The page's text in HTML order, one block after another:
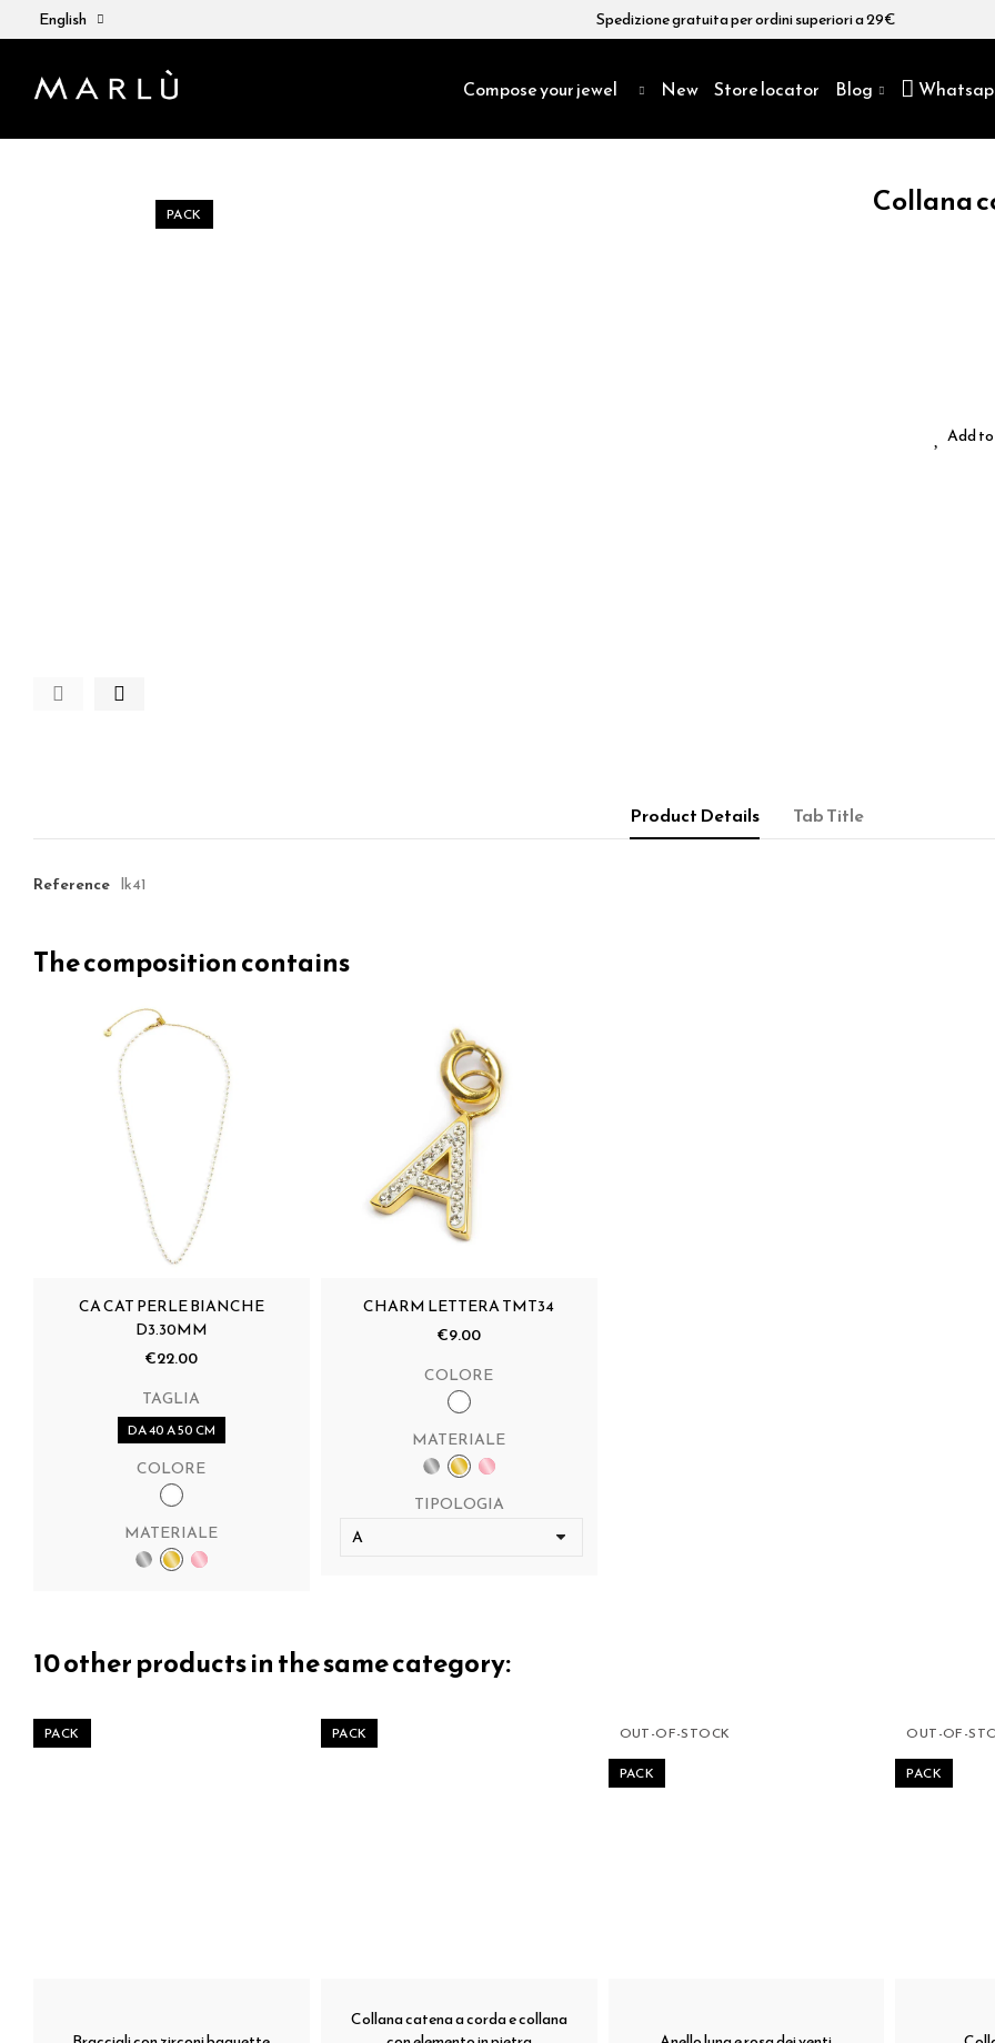
English Spedizione gratuita per ordini superiori a 29€
Compose your jewel New Store locator Blog
PACK Collana
Add
Product Details Tab Title
Reference lk41
The composition contains
CA CAT PERLE BIANCHE
D3.30MM
€22.00
TAGLIA
DA 40 A 50 CM
COLORE
MATERIALE
CHARM LETTERA TMT34
€9.00
COLORE
MATERIALE
TIPOLOGIA
10 other products in the same category:
PACK PACK
Collana catena a corda e collana
OUT-OF-STOCK
PACK
OUT-OF-
PACK